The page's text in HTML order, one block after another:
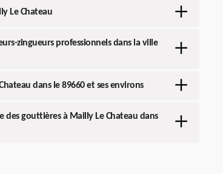
Le Chateau
zingueurs professionnels dans la ville
dans le 89660 et ses environs
des gouttières à Mailly Le Chateau dans